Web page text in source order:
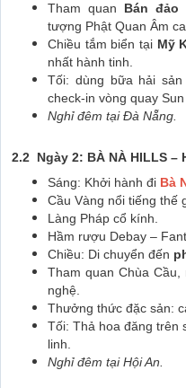
Tham quan Bán đảo
tượng Phật Quan Âm
Chiều tắm biển tại Mỹ
nhất hành tinh.
Tối: dùng bữa hải
check-in vòng quay
Nghỉ đêm tại Đà Nẵng.
2.2 Ngày 2: BÀ NÀ HILLS –
Sáng: Khởi hành đi Bà
Cầu Vàng nổi tiếng thế
Làng Pháp cổ kính.
Hầm rượu Debay –
Chiều: Di chuyển đến
Tham quan Chùa
nghệ.
Thưởng thức đặc sản:
Tối: Thả hoa đăng trên
linh.
Nghỉ đêm tại Hội An.